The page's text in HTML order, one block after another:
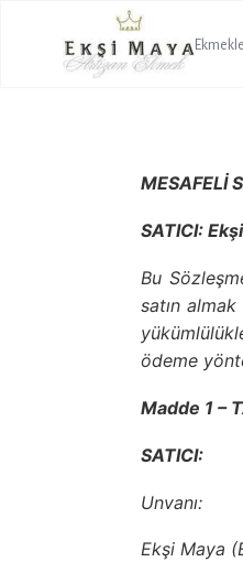
MESAFELİ
SATICI:
Bu
satın
ödeme
Madde 1 –
SATICI:
Unvanı:
Ekşi Maya